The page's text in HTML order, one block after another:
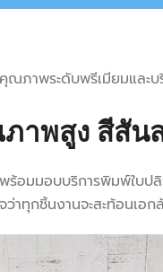
ภาพระดับพรีเมียมและบ
พสูง สีสันส
ร้อมมอบบริการพิมพ์ใ
าทุกชิ้นงานจะสะท้อนเ